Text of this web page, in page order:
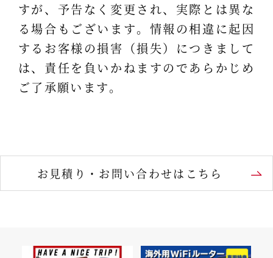
すが、予告なく変更され、実際とは異な
る場合もございます。情報の相違に起因
するお客様の損害（損失）につきまして
は、責任を負いかねますのであらかじめ
ご了承願います。
お見積り・お問い合わせはこちら